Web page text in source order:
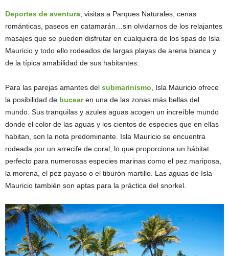
Deportes de aventura , visitas a Parques Naturales, cenas
románticas, paseos en catamarán…sin olvidarnos de los relajantes
masajes que se pueden disfrutar en cualquiera de los spas de Isla
Mauricio y todo ello rodeados de largas playas de arena blanca y
de la típica amabilidad de sus habitantes.
Para las parejas amantes del submarinismo , Isla Mauricio ofrece
la posibilidad de bucearen una de las zonas más bellas del
mundo. Sus tranquilas y azules aguas acogen un increíble mundo
donde el color de las aguas y los cientos de especies que en ellas
habitan, son la nota predominante. Isla Mauricio se encuentra
rodeada por un arrecife de coral, lo que proporciona un hábitat
perfecto para numerosas especies marinas como el pez mariposa,
la morena, el pez payaso o el tiburón martillo. Las aguas de Isla
Mauricio también son aptas para la práctica del snorkel.